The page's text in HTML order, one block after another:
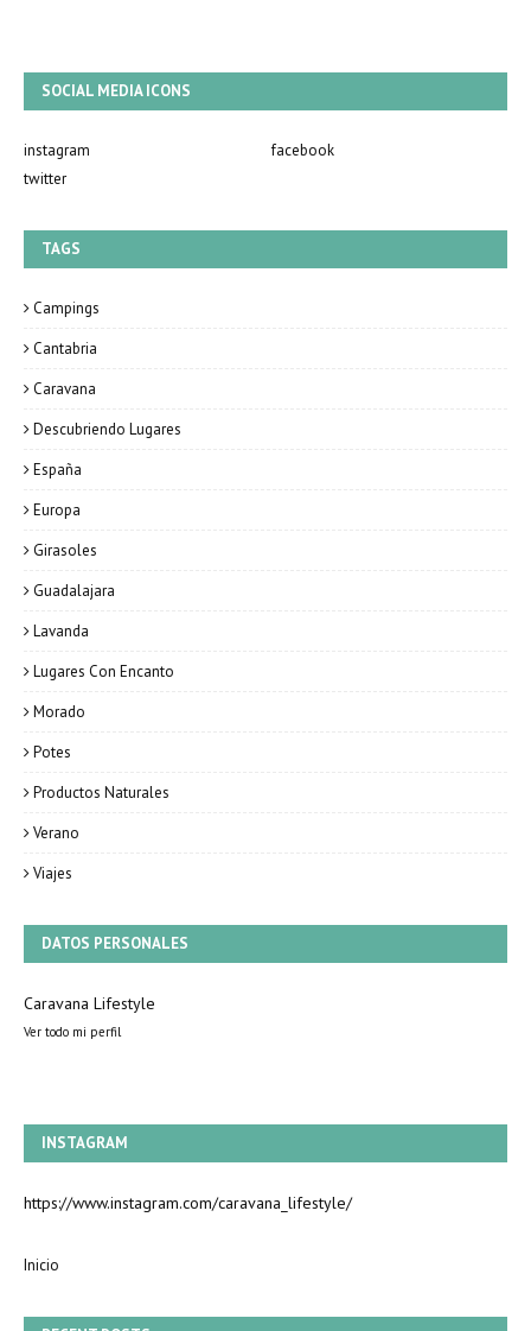
SOCIAL MEDIA ICONS
instagram
facebook
twitter
TAGS
Campings
Cantabria
Caravana
Descubriendo Lugares
España
Europa
Girasoles
Guadalajara
Lavanda
Lugares Con Encanto
Morado
Potes
Productos Naturales
Verano
Viajes
DATOS PERSONALES
Caravana Lifestyle
Ver todo mi perfil
INSTAGRAM
https://www.instagram.com/caravana_lifestyle/
Inicio